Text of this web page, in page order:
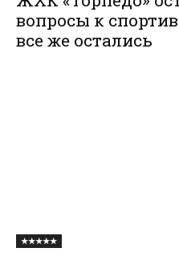
вопросы к
все же остались
★★★★★